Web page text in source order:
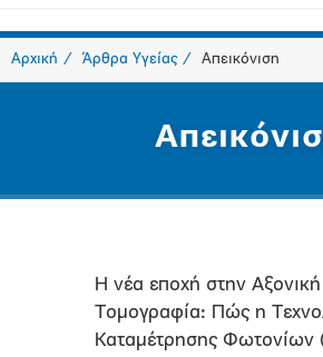
Αρχική Άρθρα Υγείας Απεικόνιση
Η νέα εποχή στην Aξονική
Tομογραφία: Πώς η
Kαταμέτρησης Φωτονίων